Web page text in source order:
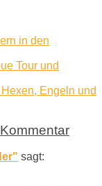
in den
Tour und
Engeln und
sagt: